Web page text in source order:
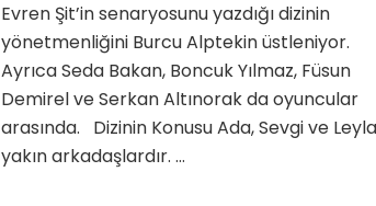
Evren Şit’in senaryosunu yazdığı dizinin
yönetmenliğini Burcu Alptekin üstleniyor.
Ayrıca Seda Bakan, Boncuk Yılmaz, Füsun
Demirel ve Serkan Altınorak da oyuncular
arasında. Dizinin Konusu Ada, Sevgi ve Leyla
yakın arkadaşlardır. …